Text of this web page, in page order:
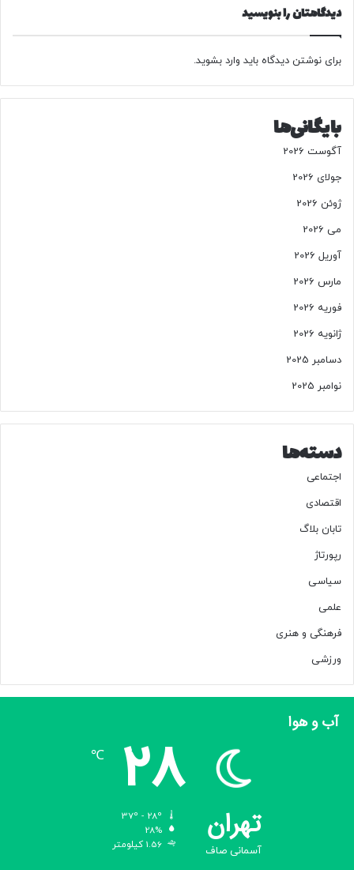
ه
ی
س
دیدگاهتان را بنویسید
برای نوشتن دیدگاه باید وارد بشوید.
بایگانی‌ها
آگوست 2026
جولای 2026
ژوئن 2026
می 2026
آوریل 2026
مارس 2026
فوریه 2026
ژانویه 2026
دسامبر 2025
نوامبر 2025
دسته‌ها
اجتماعی
اقتصادی
تابان بلاگ
رپورتاژ
سیاسی
علمی
فرهنگی و هنری
ورزشی
آب و هوا
تهران
آسمانی صاف
28
℃
28%
1.56 کیلومتر